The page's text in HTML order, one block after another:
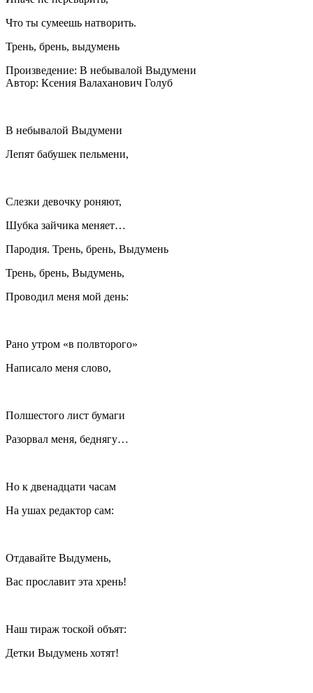
Что ты сумеешь натворить.
Трень, брень, выдумень
Произведение: В небывалой Выдумени
Автор: Ксения Валаханович Голуб
В небывалой Выдумени
Лепят бабушек пельмени,
Слезки девочку роняют,
Шубка зайчика меняет…
Пародия. Трень, брень, Выдумень
Трень, брень, Выдумень,
Проводил меня мой день:
Рано утром «в полвторого»
Написало меня слово,
Полшестого лист бумаги
Разорвал меня, беднягу…
Но к двенадцати часам
На ушах редактор сам:
Отдавайте Выдумень,
Вас прославит эта хрень!
Наш тираж тоской объят:
Детки Выдумень хотят!